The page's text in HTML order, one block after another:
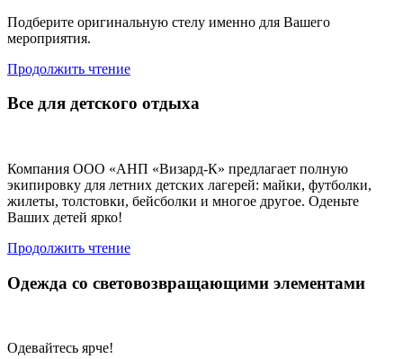
Подберите оригинальную стелу именно для Вашего
мероприятия.
Продолжить чтение
Все для детского отдыха
Компания ООО «АНП «Визард-К» предлагает полную
экипировку для летних детских лагерей: майки, футболки,
жилеты, толстовки, бейсболки и многое другое. Оденьте
Ваших детей ярко!
Продолжить чтение
Одежда со световозвращающими элементами
Одевайтесь ярче!